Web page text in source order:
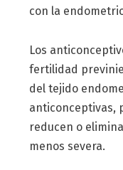
con la
Los
fertilidad
del tejido
anticonceptivas,
reducen o
menos severa.